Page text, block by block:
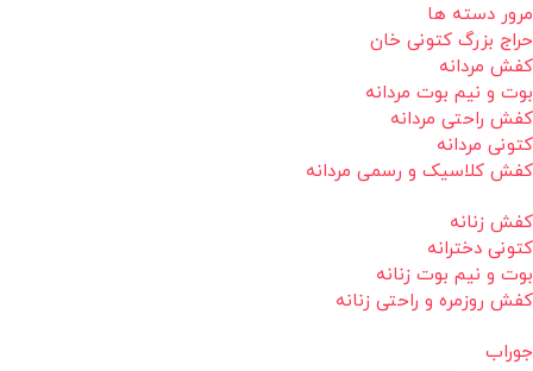
مرور دسته ها
حراج بزرگ کتونی خان
کفش مردانه
بوت و نیم بوت مردانه
کفش راحتی مردانه
کتونی مردانه
کفش کلاسیک و رسمی مردانه
کفش زنانه
کتونی دخترانه
بوت و نیم بوت زنانه
کفش روزمره و راحتی زنانه
جوراب